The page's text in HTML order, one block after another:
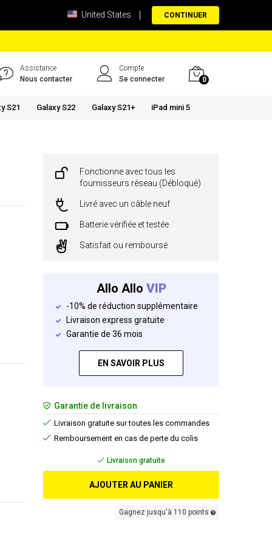
United States CONTINUER
Assistance
Nous contacter
Compte
Se connecter
0
S21 Galaxy S22 Galaxy S21+ iPad mini 5
Fonctionne avec tous les
fournisseurs réseau (Débloqué)
Livré avec un câble neuf
Batterie vérifiée et testée
Satisfait ou remboursé
Allo Allo VIP
-10% de réduction supplémentaire
Livraison express gratuite
Garantie de 36 mois
EN SAVOIR PLUS
Garantie de livraison
Livraison gratuite sur toutes les commandes
Remboursement en cas de perte du colis
Livraison gratuite
AJOUTER AU PANIER
Gagnez jusqu'à 110 points